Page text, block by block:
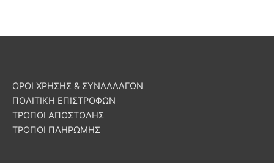
ΟΡΟΙ ΧΡΗΣΗΣ & ΣΥΝΑΛΛΑΓΩΝ
ΠΟΛΙΤΙΚΗ ΕΠΙΣΤΡΟΦΩΝ
ΤΡΟΠΟΙ ΑΠΟΣΤΟΛΗΣ
ΤΡΟΠΟΙ ΠΛΗΡΩΜΗΣ